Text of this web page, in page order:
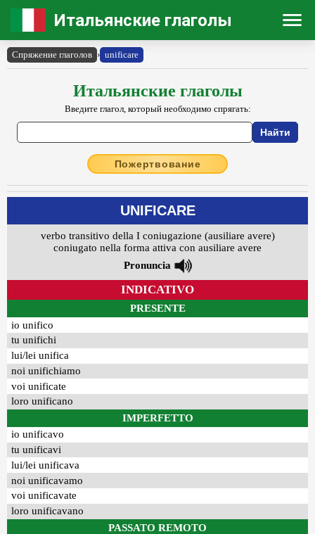
Итальянские глаголы
Спряжение глаголов › unificare
Итальянские глаголы
Введите глагол, который необходимо спрягать:
Пожертвование
UNIFICARE
verbo transitivo della I coniugazione (ausiliare avere)
coniugato nella forma attiva con ausiliare avere
Pronuncia
INDICATIVO
PRESENTE
io unifico
tu unifichi
lui/lei unifica
noi unifichiamo
voi unificate
loro unificano
IMPERFETTO
io unificavo
tu unificavi
lui/lei unificava
noi unificavamo
voi unificavate
loro unificavano
PASSATO REMOTO